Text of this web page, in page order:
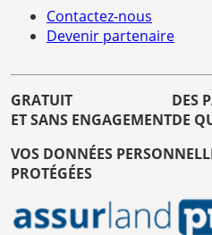
Contactez-nous
Devenir partenaire
GRATUIT
ET SANS ENGAGEMENT
DES
DE
VOS DONNÉES
PROTÉGÉES